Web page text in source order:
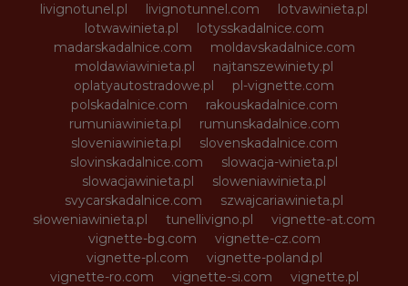
livignotunel.pl
livignotunnel.com
lotvawinieta.pl
lotwawinieta.pl
lotysskadalnice.com
madarskadalnice.com
moldavskadalnice.com
moldawiawinieta.pl
najtanszewiniety.pl
oplatyautostradowe.pl
pl-vignette.com
polskadalnice.com
rakouskadalnice.com
rumuniawinieta.pl
rumunskadalnice.com
sloveniawinieta.pl
slovenskadalnice.com
slovinskadalnice.com
slowacja-winieta.pl
slowacjawinieta.pl
sloweniawinieta.pl
svycarskadalnice.com
szwajcariawinieta.pl
słoweniawinieta.pl
tunellivigno.pl
vignette-at.com
vignette-bg.com
vignette-cz.com
vignette-pl.com
vignette-poland.pl
vignette-ro.com
vignette-si.com
vignette.pl